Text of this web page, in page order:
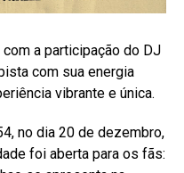
a participação do DJ
com sua energia
vibrante e única.
no dia 20 de dezembro,
foi aberta para os fãs: